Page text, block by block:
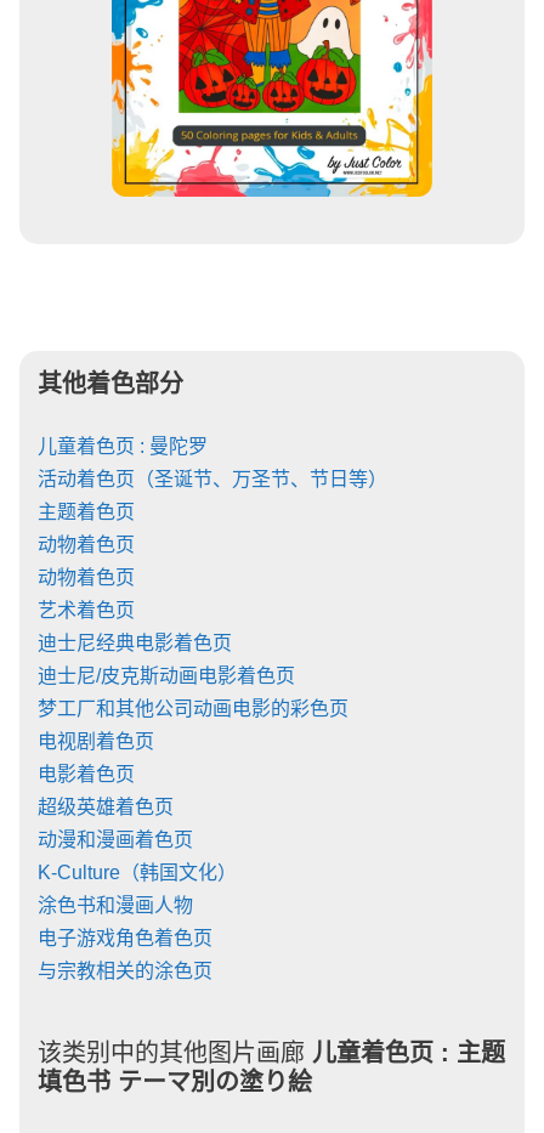
其他着色部分
儿童着色页 : 曼陀罗
活动着色页（圣诞节、万圣节、节日等）
主题着色页
动物着色页
动物着色页
艺术着色页
迪士尼经典电影着色页
迪士尼/皮克斯动画电影着色页
梦工厂和其他公司动画电影的彩色页
电视剧着色页
电影着色页
超级英雄着色页
动漫和漫画着色页
K-Culture（韩国文化）
涂色书和漫画人物
电子游戏角色着色页
与宗教相关的涂色页
该类别中的其他图片画廊 儿童着色页 : 主题
填色书 テーマ別の塗り絵